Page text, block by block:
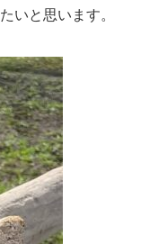
いと思います。